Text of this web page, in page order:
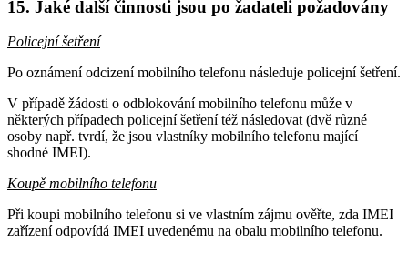
15. Jaké další činnosti jsou po žadateli požadovány
Policejní šetření
Po oznámení odcizení mobilního telefonu následuje policejní šetření.
V případě žádosti o odblokování mobilního telefonu může v
některých případech policejní šetření též následovat (dvě různé
osoby např. tvrdí, že jsou vlastníky mobilního telefonu mající
shodné IMEI).
Koupě mobilního telefonu
Při koupi mobilního telefonu si ve vlastním zájmu ověřte, zda IMEI
zařízení odpovídá IMEI uvedenému na obalu mobilního telefonu.